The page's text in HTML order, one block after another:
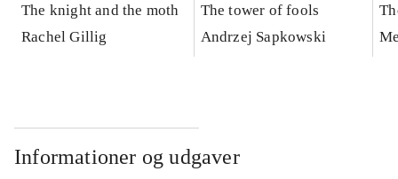
The knight and the moth
Rachel Gillig
The tower of fools
Andrzej Sapkowski
Informationer og udgaver